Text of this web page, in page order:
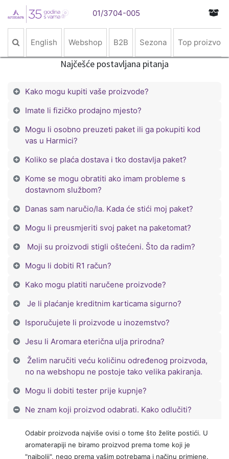
01/3704-005
English Webshop B2B Sezona Top proizvodi
Najčešće postavljana pitanja
Kako mogu kupiti vaše proizvode?
Imate li fizičko prodajno mjesto?
Mogu li osobno preuzeti paket ili ga pokupiti kod
vas u Harmici?
Koliko se plaća dostava i tko dostavlja paket?
Kome se mogu obratiti ako imam probleme s
dostavnom službom?
Danas sam naručio/la. Kada će stići moj paket?
Mogu li preusmjeriti svoj paket na paketomat?
Moji su proizvodi stigli oštećeni. Što da radim?
Mogu li dobiti R1 račun?
Kako mogu platiti naručene proizvode?
Je li plaćanje kreditnim karticama sigurno?
Isporučujete li proizvode u inozemstvo?
Jesu li Aromara eterična ulja prirodna?
Želim naručiti veću količinu određenog proizvoda,
no na webshopu ne postoje tako velika pakiranja.
Mogu li dobiti tester prije kupnje?
Ne znam koji proizvod odabrati. Kako odlučiti?
Odabir proizvoda najviše ovisi o tome što želite postići. U
aromaterapiji ne biramo proizvod prema tome koji je
"najbolji", nego prema vašim potrebama i načinu primjene.